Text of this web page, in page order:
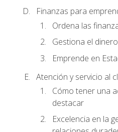
Finanzas para
Ordena las
Gestiona el
Emprende en
Atención y servicio al
Cómo tener una
destacar
Excelencia en la